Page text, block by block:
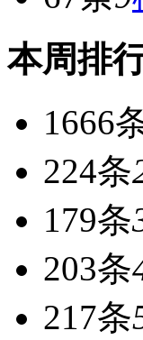
本周排
1666
224条
179条
203条
217条